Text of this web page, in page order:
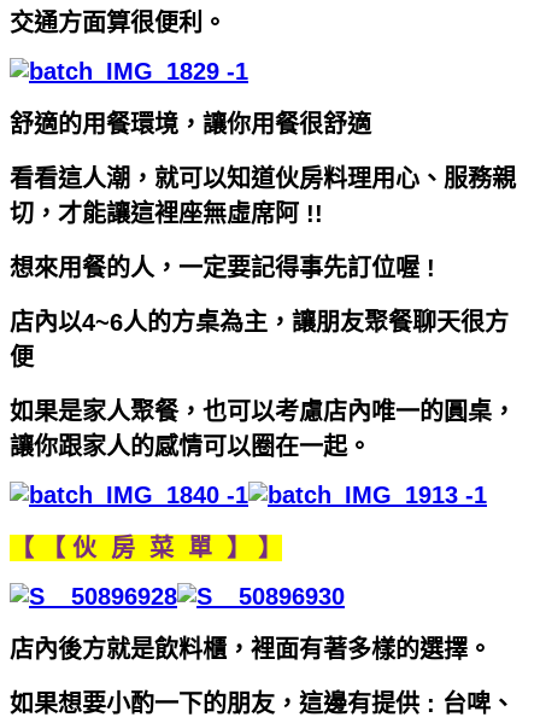
交通方面算很便利。
舒適的用餐環境，讓你用餐很舒適
看看這人潮，就可以知道伙房料理用心、服務親
切，才能讓這裡座無虛席阿 !!
想來用餐的人，一定要記得事先訂位喔 !
店內以4~6人的方桌為主，讓朋友聚餐聊天很方
便
如果是家人聚餐，也可以考慮店內唯一的圓桌，
讓你跟家人的感情可以圈在一起。
【 【 伙 房 菜 單 】 】
店內後方就是飲料櫃，裡面有著多樣的選擇。
如果想要小酌一下的朋友，這邊有提供 : 台啤、